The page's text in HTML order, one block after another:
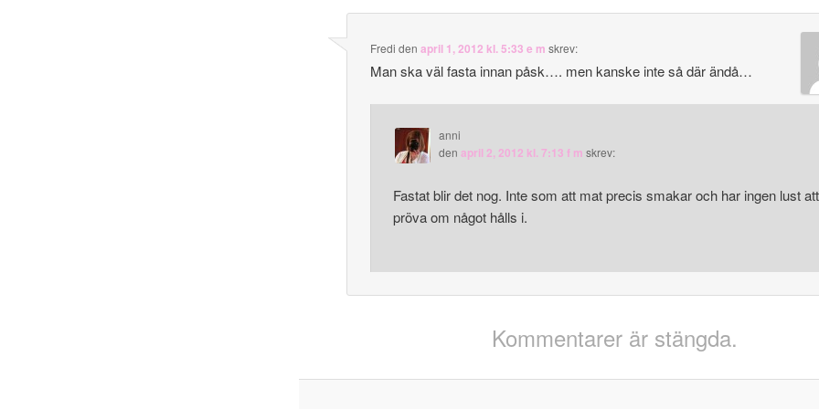
Fredi den april 1, 2012 kl. 5:33 e m skrev:
Man ska väl fasta innan påsk…. men kanske inte så där ändå…
anni
denapril 2, 2012 kl. 7:13 f m skrev:
Fastat blir det nog. Inte som att mat precis smakar och har ingen lust att
pröva om något hålls i.
Kommentarer är stängda.